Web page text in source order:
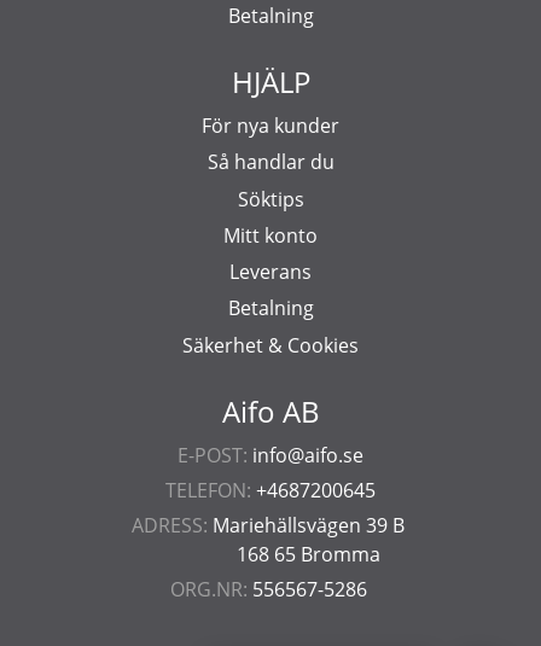
Aifo AB
E-POST: info@aifo.se
TELEFON: +4687200645
ADRESS: Mariehällsvägen 39 B
168 65 Bromma
ORG.NR: 556567-5286
Betalning
HJÄLP
För nya kunder
Så handlar du
Söktips
Mitt konto
Leverans
Betalning
Säkerhet & Cookies